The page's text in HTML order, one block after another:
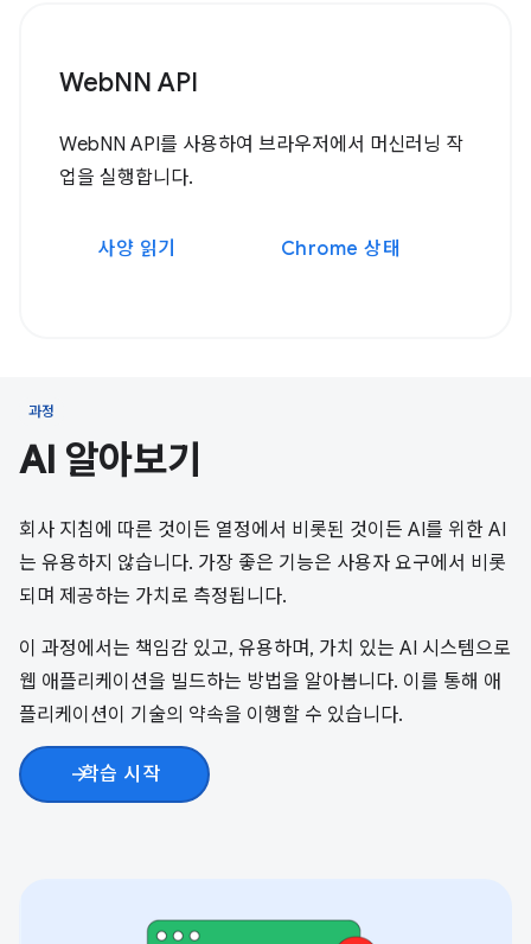
WebNN API
WebNN API를 사용하여 브라우저에서 머신러닝 작
업을 실행합니다.
사양 읽기 Chrome 상태
과정
AI 알아보기
회사 지침에 따른 것이든 열정에서 비롯된 것이든 AI를 위한 AI
는 유용하지 않습니다. 가장 좋은 기능은 사용자 요구에서 비롯
되며 제공하는 가치로 측정됩니다.
이 과정에서는 책임감 있고, 유용하며, 가치 있는 AI 시스템으로
웹 애플리케이션을 빌드하는 방법을 알아봅니다. 이를 통해 애
플리케이션이 기술의 약속을 이행할 수 있습니다.
arrow_forward
학습 시작